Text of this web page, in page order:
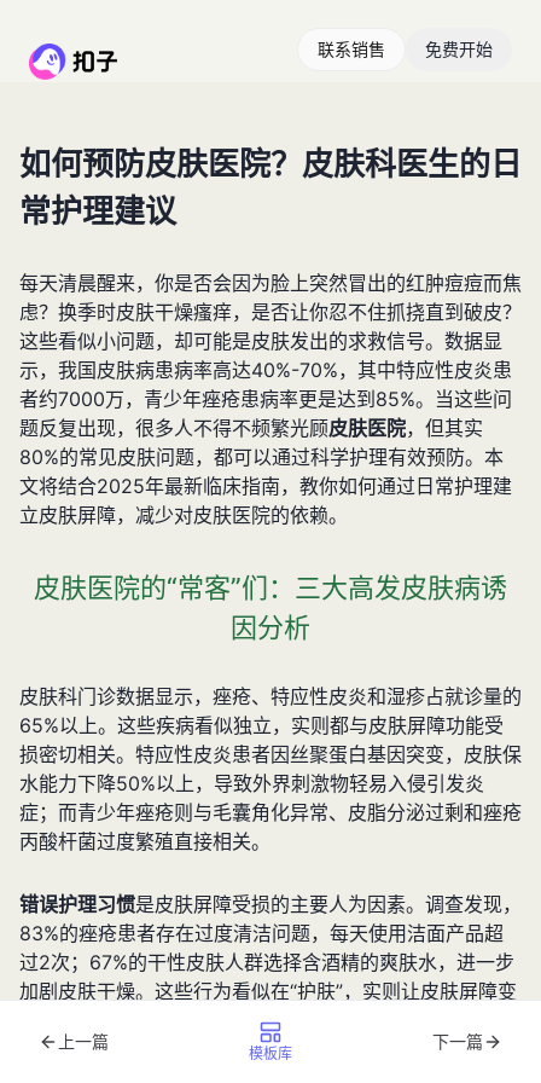
联系销售 免费开始
如何预防皮肤医院？皮肤科医生的日
常护理建议
每天清晨醒来，你是否会因为脸上突然冒出的红肿痘痘而焦
虑？换季时皮肤干燥瘙痒，是否让你忍不住抓挠直到破皮？
这些看似小问题，却可能是皮肤发出的求救信号。数据显
示，我国皮肤病患病率高达40%-70%，其中特应性皮炎患
者约7000万，青少年痤疮患病率更是达到85%。当这些问
题反复出现，很多人不得不频繁光顾皮肤医院，但其实
80%的常见皮肤问题，都可以通过科学护理有效预防。本
文将结合2025年最新临床指南，教你如何通过日常护理建
立皮肤屏障，减少对皮肤医院的依赖。
皮肤医院的“常客”们：三大高发皮肤病诱
因分析
皮肤科门诊数据显示，痤疮、特应性皮炎和湿疹占就诊量的
65%以上。这些疾病看似独立，实则都与皮肤屏障功能受
损密切相关。特应性皮炎患者因丝聚蛋白基因突变，皮肤保
水能力下降50%以上，导致外界刺激物轻易入侵引发炎
症；而青少年痤疮则与毛囊角化异常、皮脂分泌过剩和痤疮
丙酸杆菌过度繁殖直接相关。
错误护理习惯是皮肤屏障受损的主要人为因素。调查发现，
83%的痤疮患者存在过度清洁问题，每天使用洁面产品超
过2次；67%的干性皮肤人群选择含酒精的爽肤水，进一步
加剧皮肤干燥。这些行为看似在“护肤”，实则让皮肤屏障变
得脆弱，最终不得不求助于皮肤医院。
上一篇
模板库
下一篇